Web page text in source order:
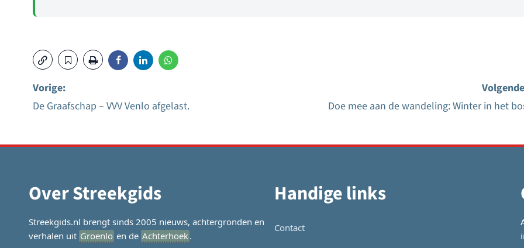
navigatie
Vorige:
De Graafschap – VVV Venlo afgelast.
Doe mee aan de wandeling: Winter in het
Over Streekgids
Streekgids.nl brengt sinds 2005 nieuws, achtergronden en
verhalen uit Groenlo en de Achterhoek.
Handige links
Contact